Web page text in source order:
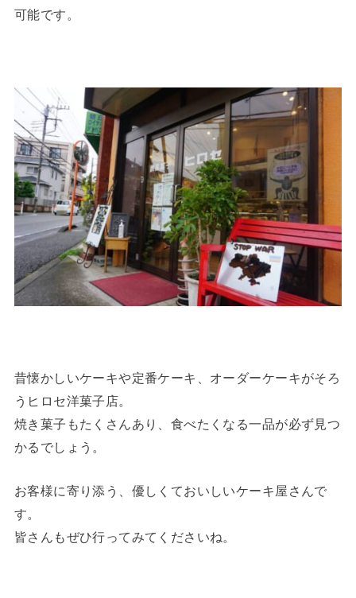
可能です。
昔懐かしいケーキや定番ケーキ、オーダーケーキがそろ
うヒロセ洋菓子店。
焼き菓子もたくさんあり、食べたくなる一品が必ず見つ
かるでしょう。
お客様に寄り添う、優しくておいしいケーキ屋さんで
す。
皆さんもぜひ行ってみてくださいね。